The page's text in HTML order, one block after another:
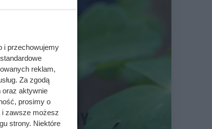
i przechowujemy
reklam,
Za zgodą
oraz aktywnie
prosimy o
i zawsze możesz
strony. Niektóre